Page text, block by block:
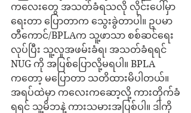
ကလေးတွေ အသတ်ခံရသလို လိုင်းပေါ်မှာ
ရေးတာ ပြောတာက သွေးခွဲတာပါ။ ဥပမာ
တီကောင်/BPLAက သူ့ဖာသာ စစ်ဆင်ရေး
လုပ်ပြီး သူ့လူအဖမ်းခံရ၊ အသတ်ခံရရင်
NUG ကို အပြစ်ပြောလို့မရပါ။ BPLA
ကတော့ မပြောတာ သတိထားမိပါတယ်။
အရပ်ထဲမှာ ကလေးကဆော့လို့ ကားတိုက်ခံ
ရရင် သူ့မိဘနဲ့ ကားသမားအပြစ်ပါ။ ဒါကို